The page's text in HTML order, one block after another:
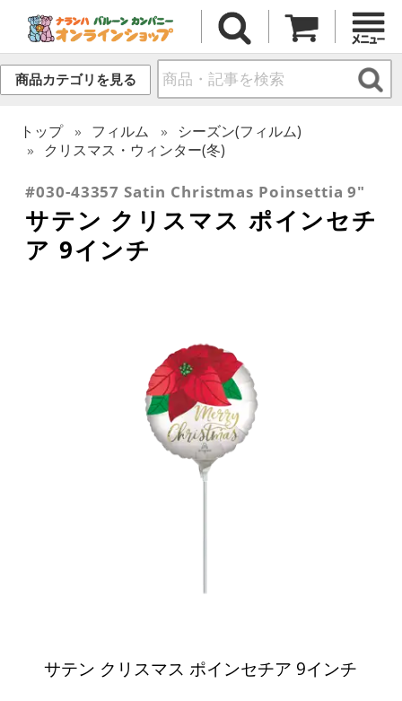
商品カテゴリを見る
トップ フィルム
シーズン(フィルム)
クリスマス・ウィンター(冬)
#030-43357 Satin Christmas Poinsettia 9"
サテン クリスマス ポインセチ
ア 9インチ
サテン クリスマス ポインセチア 9インチ